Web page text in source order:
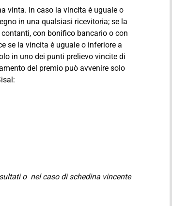
vinta. In caso la vincita è uguale o
in una qualsiasi ricevitoria; se la
con bonifico bancario o con
se la vincita è uguale o inferiore a
in uno dei punti prelievo vincite di
del premio può avvenire solo
o nel caso di schedina vincente